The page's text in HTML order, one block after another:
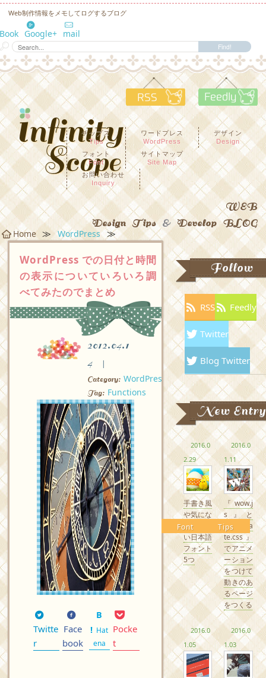
Web制作情報をメモしてログするブログ
Google+ mail
RSS
チップス
Tips
ワードプレス
WordPress
デザイン
Design
フォント
Font
サイトマップ
Site Map
お問い合わせ
Inquiry
WEB
Design Tips & Develop BLOG
Home ≫ WordPress ≫
WordPress での日付と時間
の表示についていろいろ調
べてみたのでまとめ
2012.04.1
4
Category: WordPress
Tag: Functions
Twitte
r
Face
book
Hat
ena
Pocke
t
Follow
RSS Feedly
Twitter
Blog Twitter
New Entry
2016.0
2.29
Font
手書き風
や気にな
るかわい
い日本語
フォント
5つ
2016.0
1.11
Tips
『wow.j
s』と
『Anima
te.css』
でアニメ
ーション
をつけて
動きのあ
るページ
をつくる
2016.0
1.05
2016.0
1.03